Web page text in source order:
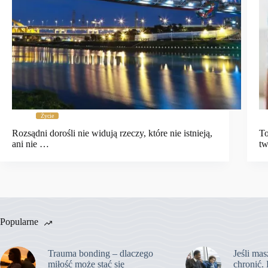
Życie
Rozsądni dorośli nie widują rzeczy, które nie istnieją,
ani nie …
Popularne
Trauma bonding – dlaczego
miłość może stać się
Jeśli
chronić.